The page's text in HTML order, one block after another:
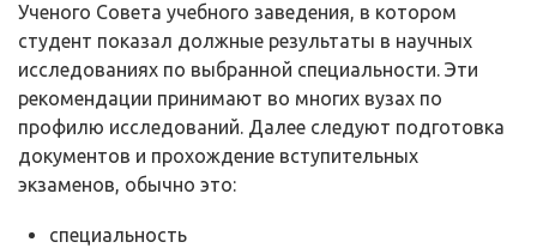
Ученого Совета учебного заведения, в котором
студент показал должные результаты в научных
исследованиях по выбранной специальности. Эти
рекомендации принимают во многих вузах по
профилю исследований. Далее следуют подготовка
документов и прохождение вступительных
экзаменов, обычно это:
специальность